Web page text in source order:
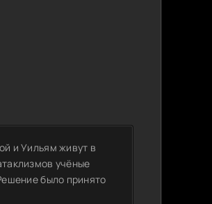
и Уильям живут в
учёные
было принято